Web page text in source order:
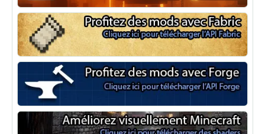
NeoForge
Minecraft Fabric
Minecraft Forge